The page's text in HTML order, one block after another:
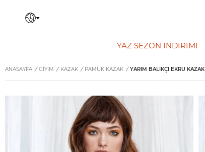
YAZ SEZON İNDIRIMI
ANASAYFA / GİYİM / KAZAK / PAMUK KAZAK / YARIM BALIKÇI EKRU KAZAK